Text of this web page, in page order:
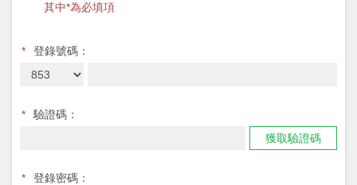
其中*為必填項
* 登錄號碼：
*
驗證碼：
獲取驗證碼
* 登錄密碼：